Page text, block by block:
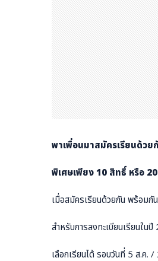
พาเพื่อนมาสมัครเรียนด้ว
พิเศษเพียง 10 สิทธิ์ หรือ
เมื่อสมัครเรียนด้วยกัน พร้อมกั
สำหรับการลงทะเบียนเรียนใน
เลือกเรียนได้ รอบวันที่ 5 ส.ค.